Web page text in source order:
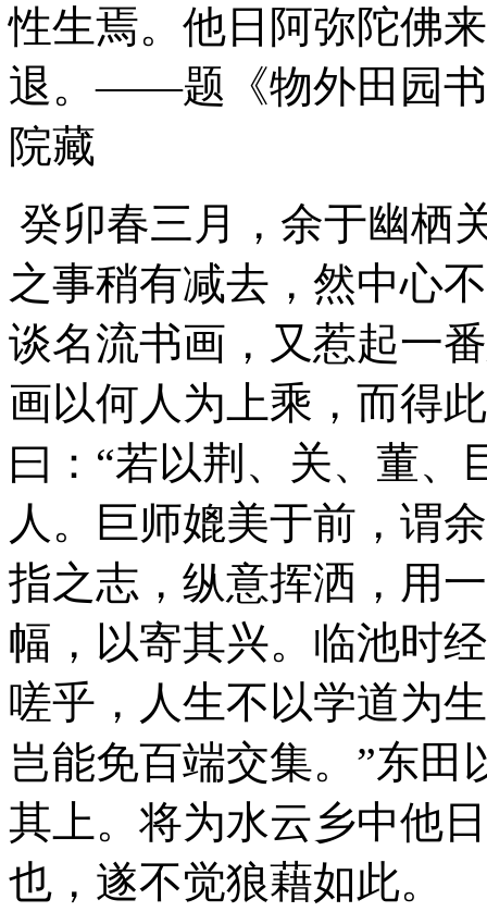
性生焉。他日阿弥陀佛
退。——题《物外田园书
院藏
癸卯春三月，余于幽栖
之事稍有减去，然中心
谈名流书画，又惹起一
画以何人为上乘，而得
曰：“若以荆、关、董
人。巨师媲美于前，谓
指之志，纵意挥洒，用
幅，以寄其兴。临池时
嗟乎，人生不以学道为
岂能免百端交集。”东
其上。将为水云乡中他
也，遂不觉狼藉如此。